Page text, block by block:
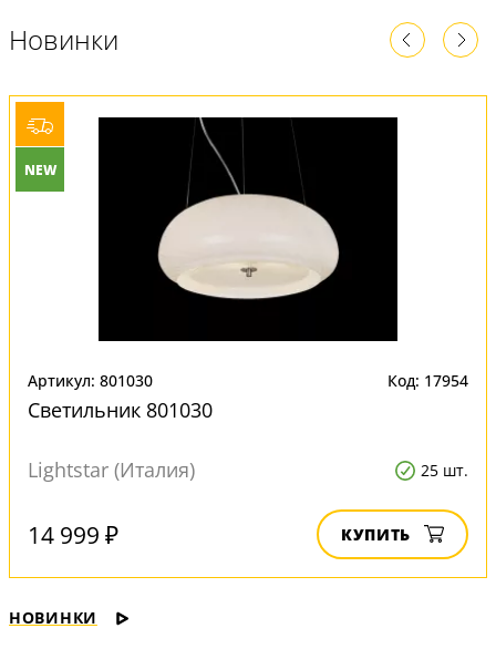
Новинки
NEW
Артикул: 801030 Код: 17954
Светильник 801030
Lightstar (Италия) 25 шт.
14 999 ₽ КУПИТЬ
НОВИНКИ